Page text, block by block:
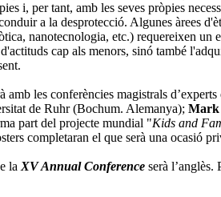
i, per tant, amb les seves pròpies
a la desprotecció. Algunes àrees
nanotecnologia, etc.) requereixen un
cap als menors, sinó també
amb les conferències magistrals d’experts
de Ruhr (Bochum. Alemanya); Mark
part del projecte mundial "Kids and
completaran el que serà una ocasió
la XV Annual Conference serà l’anglès.